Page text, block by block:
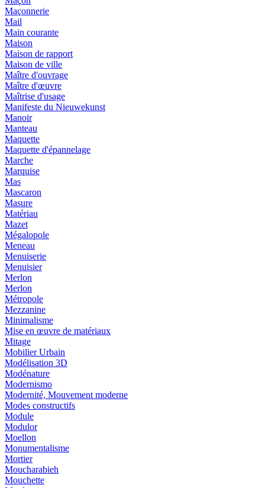
Maçonnerie
Mail
Main courante
Maison
Maison de rapport
Maison de ville
Maître d'ouvrage
Maître d'œuvre
Maîtrise d'usage
Manifeste du Nieuwekunst
Manoir
Manteau
Maquette
Maquette d'épannelage
Marche
Marquise
Mas
Mascaron
Masure
Matériau
Mazet
Mégalopole
Meneau
Menuiserie
Menuisier
Merlon
Merlon
Métropole
Mezzanine
Minimalisme
Mise en œuvre de matériaux
Mitage
Mobilier Urbain
Modélisation 3D
Modénature
Modernismo
Modernité, Mouvement moderne
Modes constructifs
Module
Modulor
Moellon
Monumentalisme
Mortier
Moucharabieh
Mouchette